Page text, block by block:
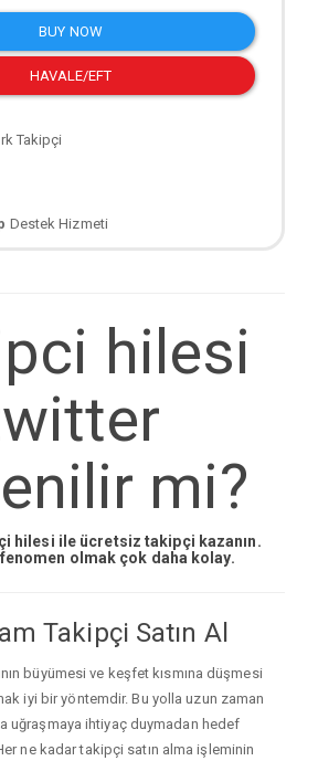
BUY NOW
HAVALE/EFT
Takipçi
Destek Hizmeti
hilesi
mi?
hilesi ile ücretsiz takipçi kazanın.
olmak çok daha kolay.
Takipçi Satın Al
büyümesi ve keşfet kısmına düşmesi
iyi bir yöntemdir. Bu yolla uzun zaman
uğraşmaya ihtiyaç duymadan hedef
ne kadar takipçi satın alma işleminin